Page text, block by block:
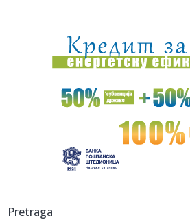
00:04:Vukotić ne zna ko je Baba:
00:01:Na današnji dan, 7. avgust
U predgrađu Damaska
23:55:ROMAŠČENKO POSLE POTOPA
VIDEO
Pretraga